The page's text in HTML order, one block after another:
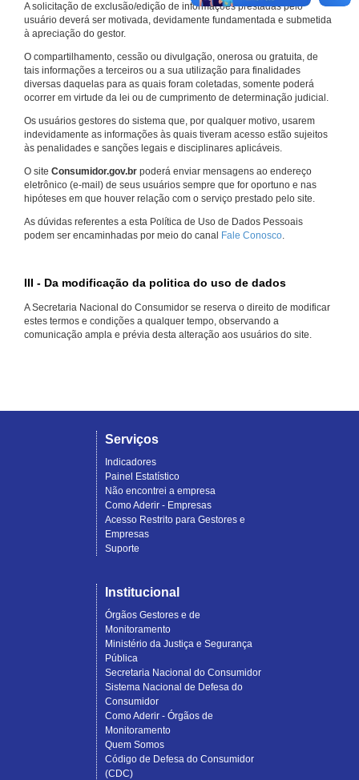
A solicitação de exclusão/edição de informações prestadas pelo
usuário deverá ser motivada, devidamente fundamentada e submetida
à apreciação do gestor.
O compartilhamento, cessão ou divulgação, onerosa ou gratuita, de
tais informações a terceiros ou a sua utilização para finalidades
diversas daquelas para as quais foram coletadas, somente poderá
ocorrer em virtude da lei ou de cumprimento de determinação judicial.
Os usuários gestores do sistema que, por qualquer motivo, usarem
indevidamente as informações às quais tiveram acesso estão sujeitos
às penalidades e sanções legais e disciplinares aplicáveis.
O site Consumidor.gov.br poderá enviar mensagens ao endereço
eletrônico (e-mail) de seus usuários sempre que for oportuno e nas
hipóteses em que houver relação com o serviço prestado pelo site.
As dúvidas referentes a esta Política de Uso de Dados Pessoais
podem ser encaminhadas por meio do canal Fale Conosco.
III - Da modificação da politica do uso de dados
A Secretaria Nacional do Consumidor se reserva o direito de modificar
estes termos e condições a qualquer tempo, observando a
comunicação ampla e prévia desta alteração aos usuários do site.
Serviços
Indicadores
Painel Estatístico
Não encontrei a empresa
Como Aderir - Empresas
Acesso Restrito para Gestores e
Empresas
Suporte
Institucional
Órgãos Gestores e de
Monitoramento
Ministério da Justiça e Segurança
Pública
Secretaria Nacional do Consumidor
Sistema Nacional de Defesa do
Consumidor
Como Aderir - Órgãos de
Monitoramento
Quem Somos
Código de Defesa do Consumidor
(CDC)